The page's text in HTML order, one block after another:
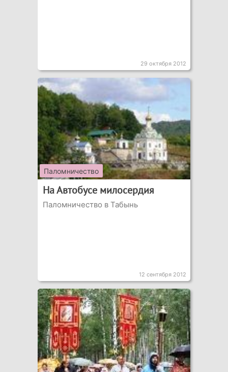
29 октября 2012
Паломничество
На Автобусе милосердия
Паломничество в Табынь
12 сентября 2012